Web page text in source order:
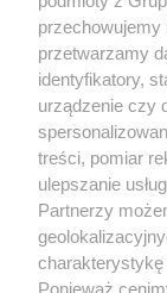
eksploatacji w
Internecie bez
lub wykorzystanie
prawa, tzn. bez
może być ścigane
przechowujemy
przetwarzamy
identyfikatory,
urządzenie czy
treści, pomiar
ulepszanie
Partnerzy
charakterystykę
Ponieważ